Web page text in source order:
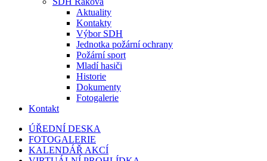
Aktuality
Kontakty
Výbor SDH
Jednotka požární ochrany
Požární sport
Mladí hasiči
Historie
Dokumenty
Fotogalerie
Kontakt
ÚŘEDNÍ DESKA
FOTOGALERIE
KALENDÁŘ AKCÍ